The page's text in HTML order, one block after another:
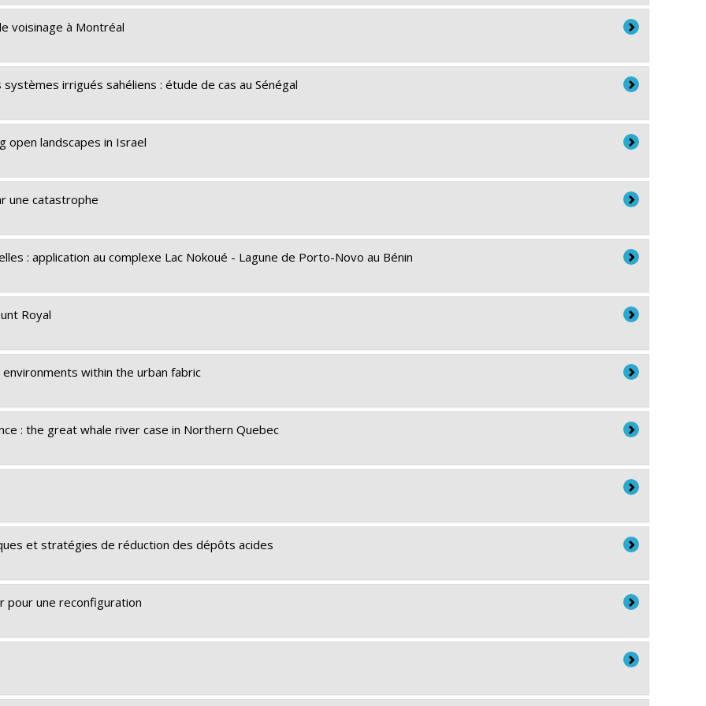
voisinage à Montréal
irrigués sahéliens : étude de cas au Sénégal
open landscapes in Israel
une catastrophe
: application au complexe Lac Nokoué - Lagune de Porto-Novo au Bénin
Royal
within the urban fabric
: the great whale river case in Northern Quebec
et stratégies de réduction des dépôts acides
pour une reconfiguration